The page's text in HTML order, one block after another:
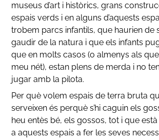
museus d’art i històrics, grans
espais verds i en alguns d’aquests
trobem parcs infantils, que haurien de
gaudir de la natura i que els infants
que en molts casos (o almenys als
meu nét), estan plens de merda i no
jugar amb la pilota.
Per què volem espais de terra bruta
serveixen és perquè s’hi caguin els
heu entès bé, els gossos, tot i que
a aquests espais a fer les seves